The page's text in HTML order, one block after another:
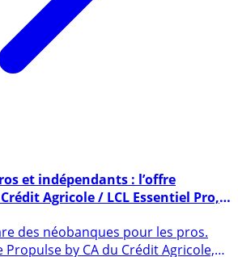
Agricole / LCL Essentiel Pro, à
largement séduire